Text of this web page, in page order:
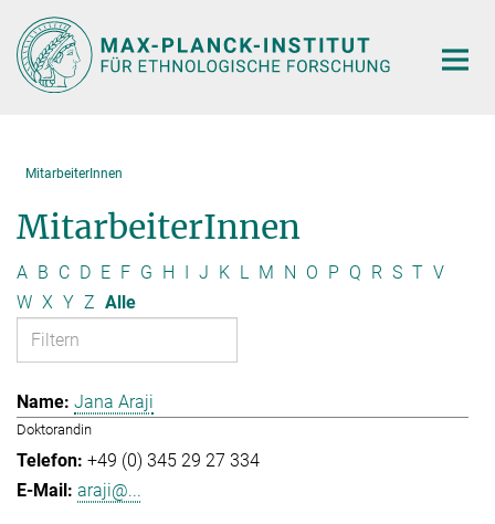
Hauptinhalt
MitarbeiterInnen
MitarbeiterInnen
A B C D E F G H I J K L M N O P Q R S T V
W X Y Z Alle
Jana Araji
Doktorandin
+49 (0) 345 29 27 334
araji@...